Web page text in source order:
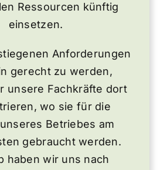
Ressourcen künftig
einsetzen.
Anforderungen
gerecht zu werden,
unsere Fachkräfte dort
wo sie für die
Betriebes am
gebraucht werden.
haben wir uns nach